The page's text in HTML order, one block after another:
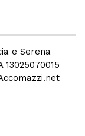
e Serena
13025070015